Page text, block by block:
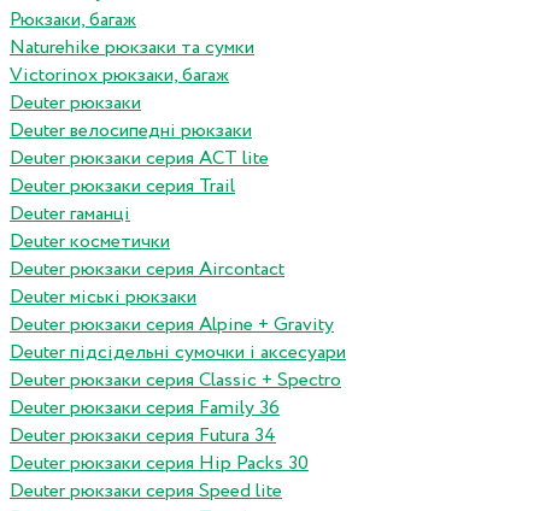
Рюкзаки, багаж
Naturehike рюкзаки та сумки
Victorinox рюкзаки, багаж
Deuter рюкзаки
Deuter велосипедні рюкзаки
Deuter рюкзаки серия ACT lite
Deuter рюкзаки серия Trail
Deuter гаманці
Deuter косметички
Deuter рюкзаки серия Aircontact
Deuter міські рюкзаки
Deuter рюкзаки серия Alpine + Gravity
Deuter підсідельні сумочки і аксесуари
Deuter рюкзаки серия Classic + Spectro
Deuter рюкзаки серия Family 36
Deuter рюкзаки серия Futura 34
Deuter рюкзаки серия Hip Packs 30
Deuter рюкзаки серия Speed lite